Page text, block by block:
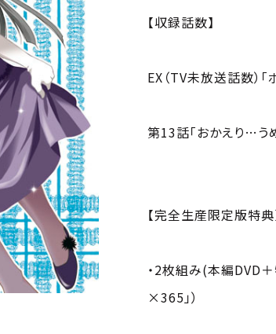
【収録話数】
EX（TV未放送話数）「
第13話「おかえり…う
【完全生産限定版特典
・2枚組み(本編DVD＋
×365」）